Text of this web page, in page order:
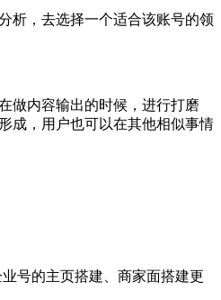
析，去选择一个适合该账号的领
做内容输出的时候，进行打磨
成，用户也可以在其他相似事情
号的主页搭建、商家面搭建更